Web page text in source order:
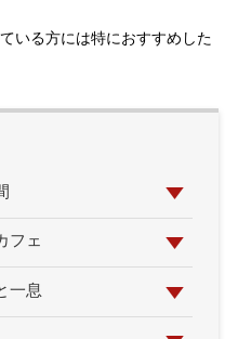
いる方には特におすすめした
フェ
一息